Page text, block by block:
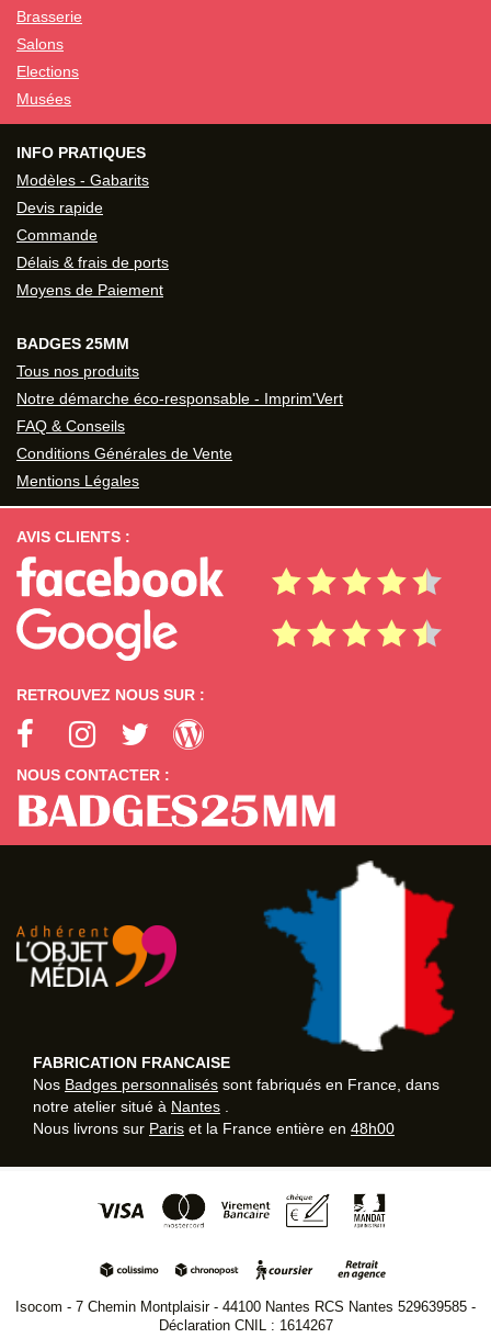
Brasserie
Salons
Elections
Musées
INFO PRATIQUES
Modèles - Gabarits
Devis rapide
Commande
Délais & frais de ports
Moyens de Paiement
BADGES 25MM
Tous nos produits
Notre démarche éco-responsable - Imprim'Vert
FAQ & Conseils
Conditions Générales de Vente
Mentions Légales
AVIS CLIENTS :
RETROUVEZ NOUS SUR :
NOUS CONTACTER :
FABRICATION FRANCAISE
Nos Badges personnalisés sont fabriqués en France, dans
notre atelier situé à Nantes
Nous livrons sur Paris et la France entière en 48h00
Isocom - 7 Chemin Montplaisir - 44100 Nantes RCS Nantes 529639585 -
Déclaration CNIL : 1614267